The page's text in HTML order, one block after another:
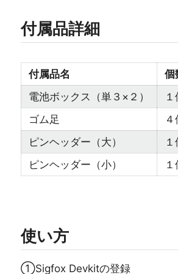
付属品詳細
付属品名
個
電池ボックス（単３×２）
１
ゴム足
４
ピンヘッダー（大）
１
ピンヘッダー（小）
１
使い方
①Sigfox Devkitの登録